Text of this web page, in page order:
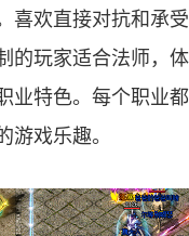
喜欢直接对抗和承
的玩家适合法师，
特色。每个职业
戏乐趣。